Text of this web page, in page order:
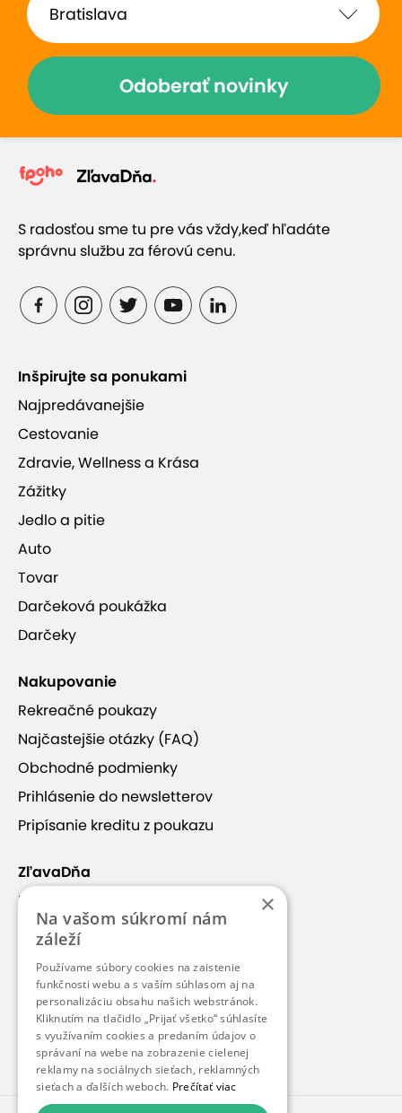
Penzión situovaný priamo v rodinnom
vinohrade Csernus
Možnosť objednávky piknikového košíka za
Pobyt vhodný pre páry i rodiny
raňajky
1 prístelka 2 prístelky
Zobraziť viac
Penzión Vulcánsa nachádza v južnej časti
obcou Vinica, ktorá leží južne od krásnej vulkanickej
hory Stráž. Obec Vinica je známou vinohradníckou
oblasťou s bohatou históriou. Traduje sa,
že pestovanie viniča a výroba vína tu prebiehala už
pred 700 rokmi.
Odoberať novinky
S radosťou sme tu pre vás vždy,keď hľadáte
správnu službu za férovú cenu.
Inšpirujte sa ponukami
Najpredávanejšie
Cestovanie
Zdravie, Wellness a Krása
Zážitky
Jedlo a pitie
Auto
Tovar
Darčeková poukážka
Darčeky
Nakupovanie
Rekreačné poukazy
Najčastejšie otázky (FAQ)
Obchodné podmienky
Prihlásenie do newsletterov
Pripísanie kreditu z poukazu
ZľavaDňa
Náš príbeh
Kontakt
Kariéra
Blog
Pre médiá
Pre partnerov
×
Na vašom súkromí nám
záleží
Používame súbory cookies na zaistenie
funkčnosti webu a s vaším súhlasom aj na
personalizáciu obsahu našich webstránok.
Kliknutím na tlačidlo „Prijať všetko“ súhlasíte
s využívaním cookies a predaním údajov o
správaní na webe na zobrazenie cielenej
reklamy na sociálnych sieťach, reklamných
sieťach a ďalších weboch. Prečítať viac